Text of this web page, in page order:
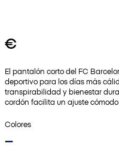
€
El pantalón corto del FC
deportivo para los días más
transpirabilidad y bienestar
cordón facilita un ajuste
Colores